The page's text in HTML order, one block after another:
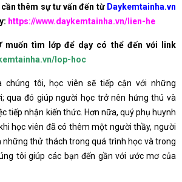
cần thêm sự tư vấn đến từ Daykemtainha.vn
https://www.daykemtainha.vn/lien-he
muốn tìm lớp để dạy có thể đến với link
lop-hoc
chúng tôi, học viên sẽ tiếp cận với những
qua đó giúp người học trở nên hứng thú và
tiếp nhận kiến thức. Hơn nữa, quý phụ huynh
học viên đã có thêm một người thầy, người
những thử thách trong quá trình học và trong
tôi giúp các bạn đến gần với ước mơ của